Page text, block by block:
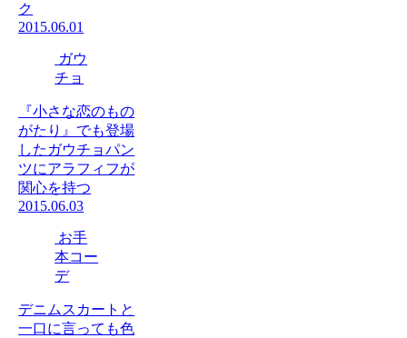
ク
2015.06.01
ガウ
チョ
『小さな恋のもの
がたり』でも登場
したガウチョパン
ツにアラフィフが
関心を持つ
2015.06.03
お手
本コー
デ
デニムスカートと
一口に言っても色